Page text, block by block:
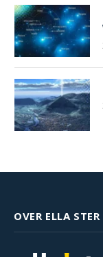
OVER ELLA STER